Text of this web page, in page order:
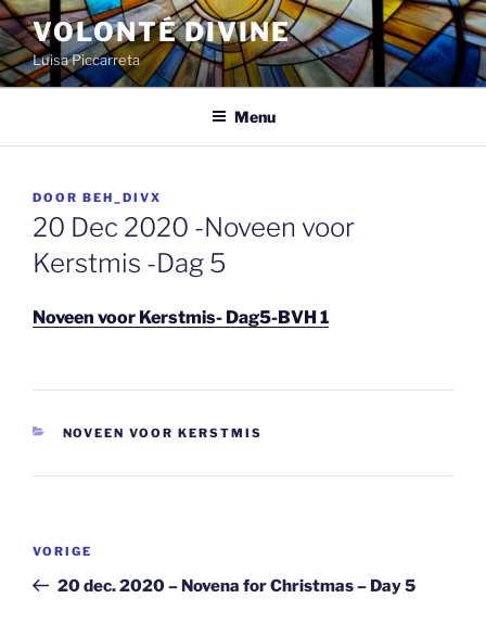
Spring
naar
de
inhoud
VOLONTÉ DIVINE
Luisa Piccarreta
Menu
GEPLAATST
OP
DOOR BEH_DIVX
20 Dec 2020 -Noveen voor
Kerstmis -Dag 5
Noveen voor Kerstmis- Dag5-BVH 1
CATEGORIEËN
NOVEEN VOOR KERSTMIS
Vorig
bericht
VORIGE
20 dec. 2020 – Novena for Christmas – Day 5